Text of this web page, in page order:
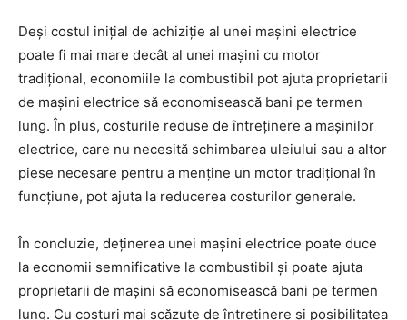
Deși costul inițial de achiziție al unei mașini electrice
poate fi mai mare decât al unei mașini cu motor
tradițional, economiile la combustibil pot ajuta proprietarii
de mașini electrice să economisească bani pe termen
lung. În plus, costurile reduse de întreținere a mașinilor
electrice, care nu necesită schimbarea uleiului sau a altor
piese necesare pentru a menține un motor tradițional în
funcțiune, pot ajuta la reducerea costurilor generale.
În concluzie, deținerea unei mașini electrice poate duce
la economii semnificative la combustibil și poate ajuta
proprietarii de mașini să economisească bani pe termen
lung. Cu costuri mai scăzute de întreținere și posibilitatea